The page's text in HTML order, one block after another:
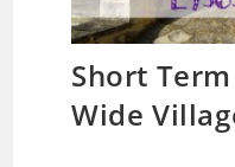
Short Term
Wide